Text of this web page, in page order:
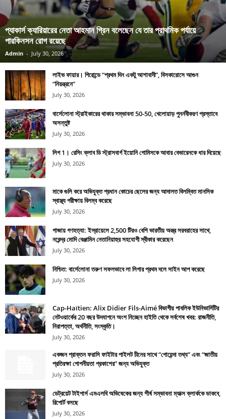
প্যাকার্স ক্যারিয়ারের নেতা আহমান গ্রিন বলেছেন যে তার প্রাথমিক পর্যায়ে
পারকিনসন রোগ রয়েছে
Admin - July 30, 2026
লাইভ ফায়ার। গিরোন্ডে “প্রথম দিন একটু আশাবাদী”, বিসকারোসে আগুন
“নিয়ন্ত্রনে”
July 30, 2026
বার্সেলোনা স্ট্রাইকারের থাকার সম্ভাবনা 50-50, খেলোয়াড় পুনর্নবীকরণ প্রস্তাবে
অসন্তুষ্ট
July 30, 2026
লিগ 1। রেসিং ক্লাব ডি স্ট্রাসবার্গ ইয়োনি গোমিসকে আবার বেভারেনকে ধার দিয়েছে
July 30, 2026
মাকে গুলি করে অভিযুক্ত প্রধান কোচের ছেলের জন্য আদালত বিলম্বিত মানসিক
স্বাস্থ্য পরীক্ষায় বিলম্ব করেছে
July 30, 2026
গাজায় গণহত্যা: ইস্রায়েলে 2,500 টিরও বেশি ভারতীয় অস্ত্র সরবরাহের সাথে,
নরেন্দ্র মোদি বেঞ্জামিন নেতানিয়াহুর সহযোগী স্বীকার করেছেন
July 30, 2026
নিশ্চিত: বার্সেলোনা তরুণ সফলভাবে লা লিগার প্রথম দলে সাইন আপ করেছে
July 30, 2026
Cap-Haïtien: Alix Didier Fils-Aimé বিভাগীয় পাবলিক ইউনিভার্সিটির
নেটওয়ার্কের 20 বছর উদযাপনে অংশ নিচ্ছেন হাইতি থেকে সর্বশেষ খবর: রাজনীতি,
নিরাপত্তা, অর্থনীতি, সংস্কৃতি।
July 30, 2026
একজন প্রাক্তন ফরাসি ফাইটার পাইলট চীনের সাথে “গোয়েন্দা তথ্য” এবং “জাতীয়
প্রতিরক্ষা গোপনীয়তা প্রকাশের” জন্য অভিযুক্ত
July 30, 2026
ডেট্রয়েট টাইগার্স এমএলবি অভিষেকের জন্য শীর্ষ সম্ভাবনা ম্যাক্স ক্লার্ককে ডাকবে,
রিপোর্ট বলছে
July 30, 2026